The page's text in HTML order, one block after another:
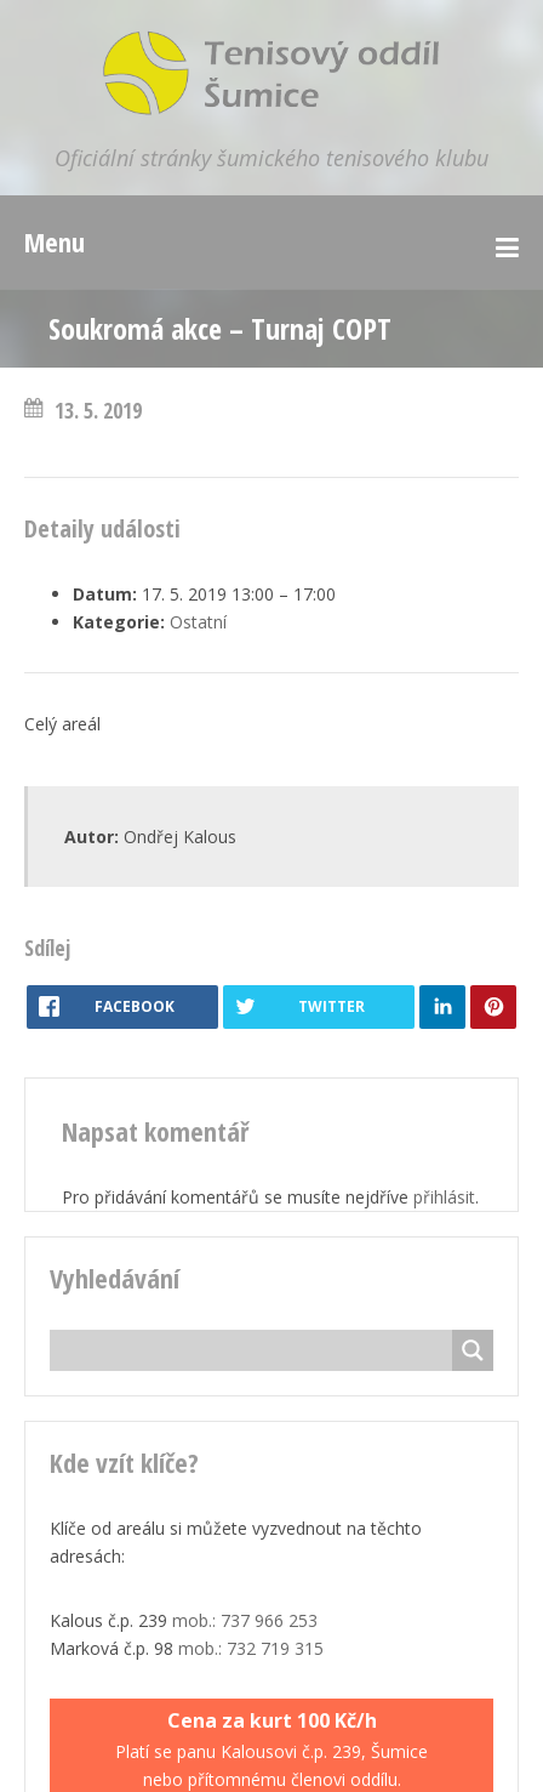
Oficiální stránky šumického tenisového klubu
Menu
Soukromá akce – Turnaj COPT
13. 5. 2019
Detaily události
Datum: 17. 5. 2019 13:00 – 17:00
Kategorie: Ostatní
Celý areál
Autor: Ondřej Kalous
Sdílej
FACEBOOK TWITTER
Napsat komentář
Pro přidávání komentářů se musíte nejdříve přihlásit.
Vyhledávání
Kde vzít klíče?
Klíče od areálu si můžete vyzvednout na těchto
adresách:
Kalous č.p. 239 mob.: 737 966 253
Marková č.p. 98 mob.: 732 719 315
Cena za kurt 100 Kč/h
Platí se panu Kalousovi č.p. 239, Šumice
nebo přítomnému členovi oddílu.